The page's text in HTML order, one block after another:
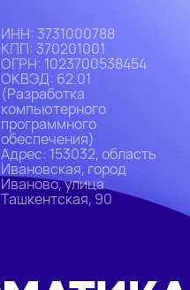
ИHH: 3731000788
КПП: 370201001
ОГРН: 1023700538454
ОКВЭД: 62.01
(Разработка
компьютерного
программного
обеспечения)
Адрес: 153032, область
Ивановская, город
Иваново, улица
Ташкентская, 90